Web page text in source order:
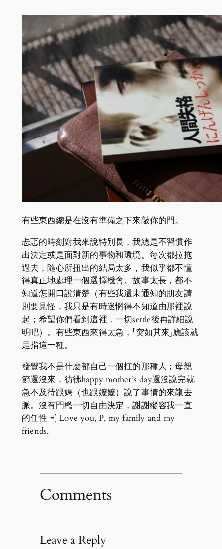
有些東西總是在沒有準備之下來敲你的門。
忐忑的時刻對我來說特別長，我總是不習慣作
出決定或是面對新的事物和環境。每次都拉拖
過去，隨心所扭出的結局太多，我似乎都不懂
得真正地處理一個選擇機會。故事太長，都不
知道怎開口說清楚（有些我還未通知的朋友請
別要見怪，我只是有時迷惘得不知道由那裡說
起；希望你們看到這裡，一切settle後再詳細說
明吧）。有些東西來得太急，「突如其來」應該就
是指這一種。
發覺我不是什麼都自己一個扛的那種人；母親
節還沒來，彷彿happy mother’s day還沒說完就
急不及待跟媽（也跟嬤嬤）說了事情的來龍去
脈。沒有門檻一切自由決定，謝謝縱容我一直
的任性 =) Love you, P, my family and my
friends.
Comments
Leave a Reply